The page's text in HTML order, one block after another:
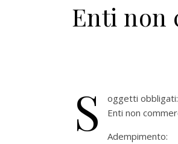
Enti non
S
oggetti obbligati:
Enti non
Adempimento: